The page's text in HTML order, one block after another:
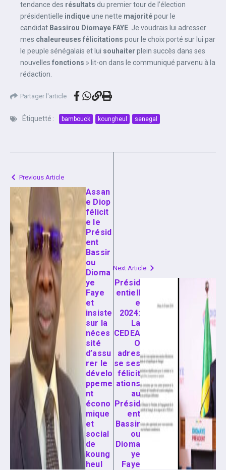
tendance des résultats du premier tour de l’élection
présidentielle indiqueune nette majoritépour le
candidat Bassirou Diomaye FAYE. Je voudrais lui adresser
mes chaleureuses félicitations pour le choix porté sur lui par
le peuple sénégalais et lui souhaiter plein succès dans ses
nouvelles fonctions » lit-on dans le communiqué parvenu à la
rédaction.
Partager l'article
Étiquetté : bambouck koungheul senegal
Previous Article
Assan
e Diop
félicit
e le
Présid
ent
Bassir
ou
Dioma
ye
Faye
et
insiste
sur la
néces
sité
d’assu
rer le
dévelo
ppeme
nt
écono
mique
et
social
de
koung
heul
Next Article
Présid
entiell
e
2024:
La
CEDEA
O
adres
se ses
félicit
ations
au
Présid
ent
Bassir
ou
Dioma
ye
Faye